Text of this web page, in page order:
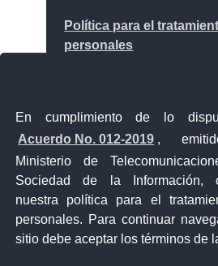
En cumplimiento de lo
Acuerdo No. 012-2019 ,
Ministerio de
Sociedad de la Información,
nuestra política para el
personales. Para continuar
sitio debe aceptar los términos de
Contacto
Ventanilla Única de
Sistema Nacional de